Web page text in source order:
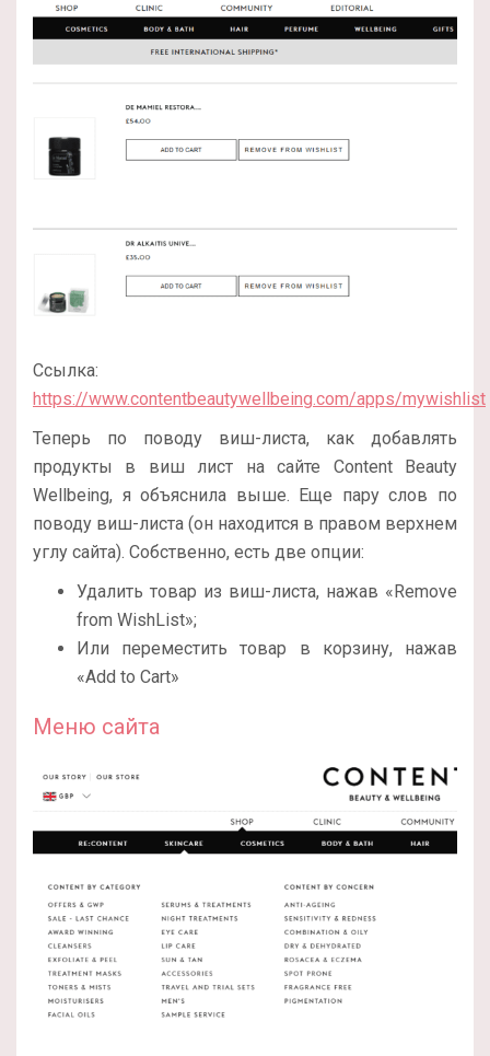
Ссылка:
https://www.contentbeautywellbeing.com/apps/mywishlist
Теперь по поводу виш-листа, как добавлять
продукты в виш лист на сайте Content Beauty
Wellbeing, я объяснила выше. Еще пару слов по
поводу виш-листа (он находится в правом верхнем
углу сайта). Собственно, есть две опции:
Удалить товар из виш-листа, нажав «Remove
from WishList»;
Или переместить товар в корзину, нажав
«Add to Cart»
Меню сайта